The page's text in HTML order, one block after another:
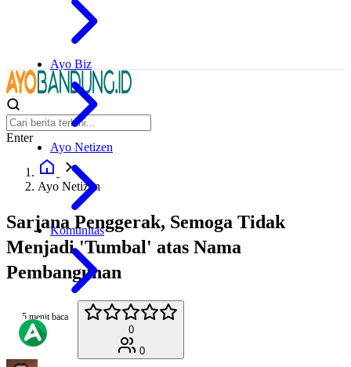
Ayo Biz
Ayo Netizen
Komunitas
Enter
Ayo Netizen
Sarjana Penggerak, Semoga Tidak
Menjadi 'Tumbal' atas Nama
Pembangunan
5 menit baca
0
0